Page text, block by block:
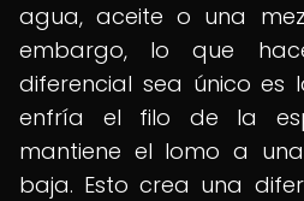
agua, aceite o una
embargo, lo que
diferencial sea único es
enfría el filo de la
mantiene el lomo a
baja. Esto crea una